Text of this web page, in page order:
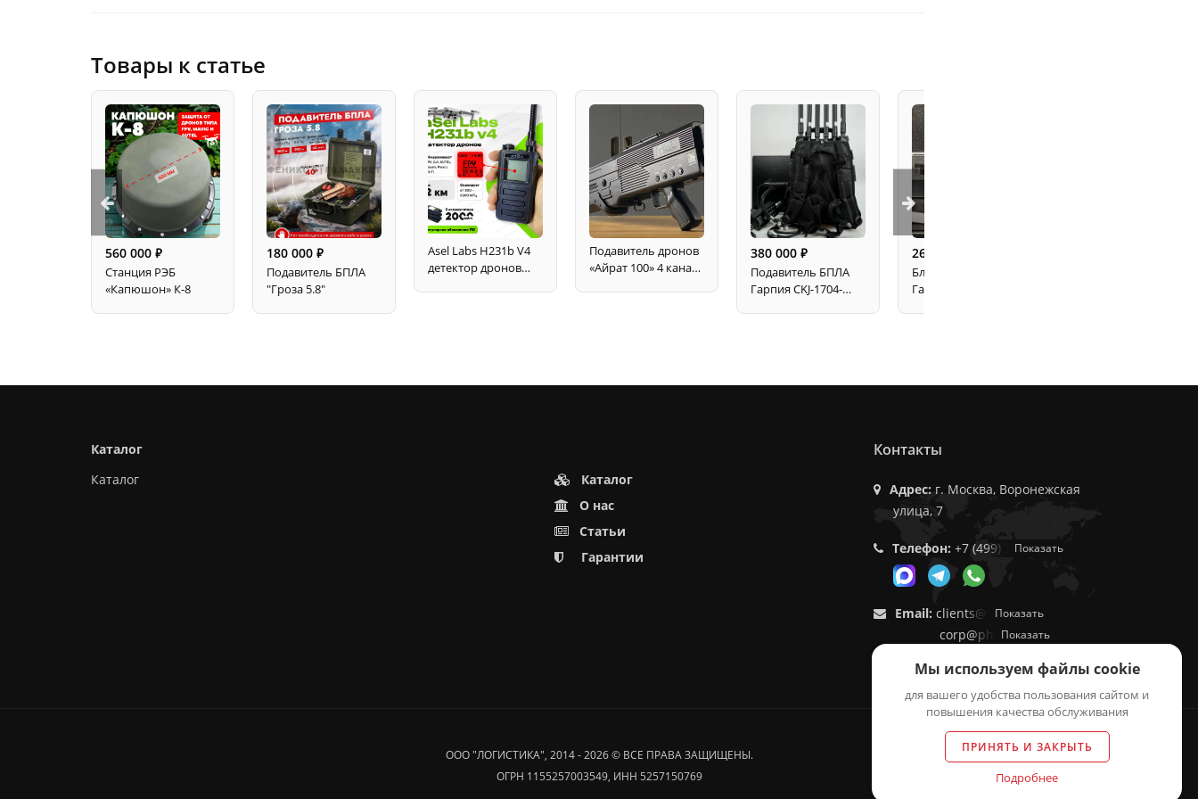
Товары к статье
560 000 ⃏
Станция РЭБ
«Капюшон» К-8
180 000 ⃏
Подавитель БПЛА
"Гроза 5.8"
Asel Labs H231b V4
детектор дронов
Подавитель дронов
«Айрат 100» 4 канала
380 000 ⃏
Подавитель БПЛА
Гарпия CKJ-1704-
260 000
Блокиратор дронов
Гарпия Гром-8
Каталог
Каталог
Каталог
О нас
Статьи
Гарантии
Контакты
Адрес:г. Москва, Воронежская
улица, 7
Телефон: +7 (499) 350-55-05
Показать
Email: clients@f9.market
Показать
corp@phoenix9.ru
Показать
ООО "ЛОГИСТИКА", 2014 - 2026 © ВСЕ ПРАВА ЗАЩИЩЕНЫ.
ОГРН 1155257003549, ИНН 5257150769
Мы используем файлы cookie
для вашего удобства пользования сайтом и
повышения качества обслуживания
ПРИНЯТЬ И ЗАКРЫТЬ
Подробнее